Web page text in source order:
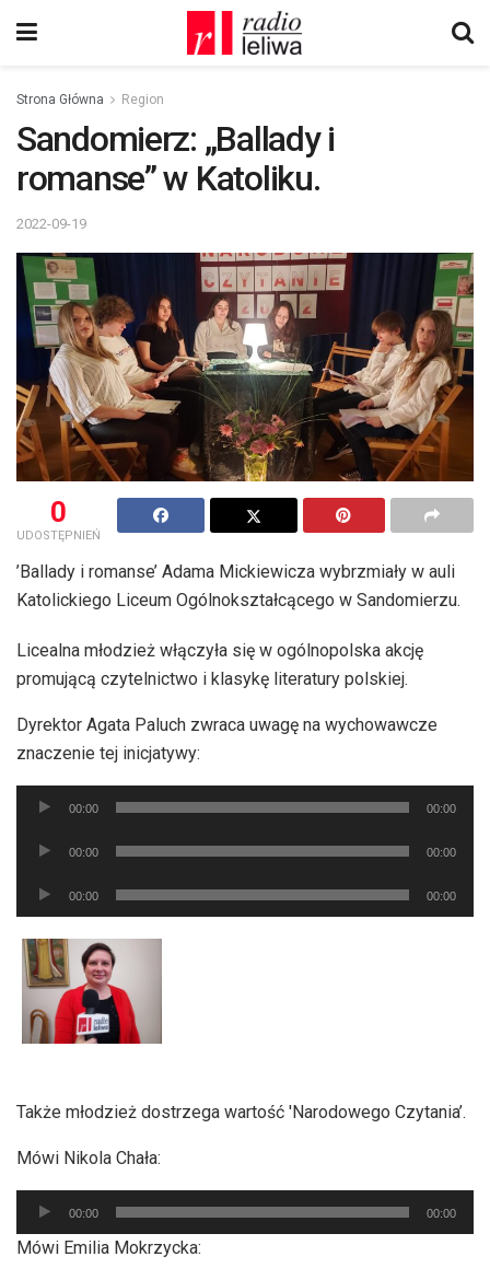
Strona Główna Region
Sandomierz: „Ballady i
romanse” w Katoliku.
2022-09-19
0
UDOSTĘPNIEŃ
’Ballady i romanse’ Adama Mickiewicza wybrzmiały w auli
Katolickiego Liceum Ogólnokształcącego w Sandomierzu.
Licealna młodzież włączyła się w ogólnopolska akcję
promującą czytelnictwo i klasykę literatury polskiej.
Dyrektor Agata Paluch zwraca uwagę na wychowawcze
znaczenie tej inicjatywy:
Odtwarzacz
dźwiękowych
00:00 00:00
Odtwarzacz
dźwiękowych
00:00 00:00
Odtwarzacz
plików
dźwiękowych
00:00 00:00
Także młodzież dostrzega wartość 'Narodowego Czytania’.
Mówi Nikola Chała:
Odtwarzacz
plików
dźwiękowych
00:00 00:00
Mówi Emilia Mokrzycka: